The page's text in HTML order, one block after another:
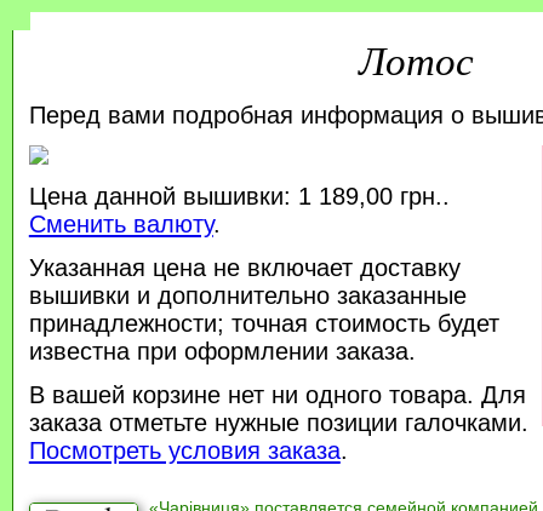
Лотос
Перед вами подробная информация о
Цена данной вышивки: 1 189,00 грн..
Сменить валюту.
Указанная цена не включает доставку
вышивки и дополнительно заказанные
принадлежности; точная стоимость будет
известна при оформлении заказа.
В вашей корзине нет ни одного товара. Для
заказа отметьте нужные позиции галочками.
Посмотреть условия заказа.